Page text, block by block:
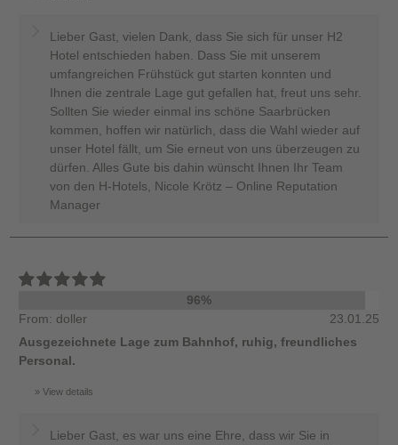
Lieber Gast, vielen Dank, dass Sie sich für unser H2
Hotel entschieden haben. Dass Sie mit unserem
umfangreichen Frühstück gut starten konnten und
Ihnen die zentrale Lage gut gefallen hat, freut uns sehr.
Sollten Sie wieder einmal ins schöne Saarbrücken
kommen, hoffen wir natürlich, dass die Wahl wieder auf
unser Hotel fällt, um Sie erneut von uns überzeugen zu
dürfen. Alles Gute bis dahin wünscht Ihnen Ihr Team
von den H-Hotels, Nicole Krötz – Online Reputation
Manager
96%
From: doller
23.01.25
Ausgezeichnete Lage zum Bahnhof, ruhig, freundliches
Personal.
View details
Lieber Gast, es war uns eine Ehre, dass wir Sie in